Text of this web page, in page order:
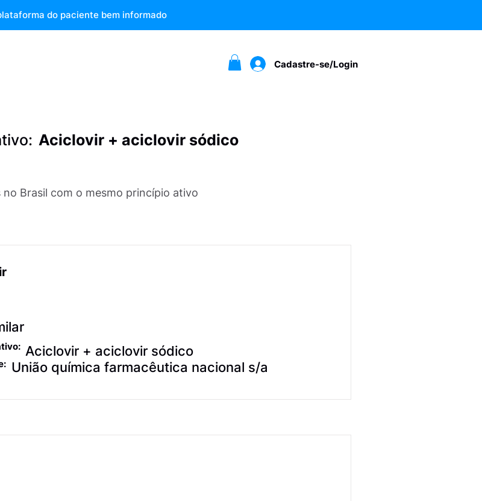
do paciente bem informado
Cadastre-se/Login
Aciclovir + aciclovir sódico
Brasil com o mesmo princípio ativo
União química farmacêutica nacional s/a
Aciclovir + aciclovir sódico